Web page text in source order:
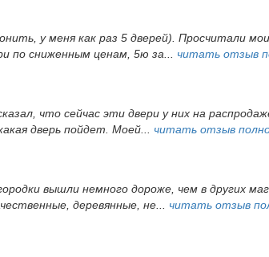
у меня как раз 5 дверей). Просчитали
по сниженным ценам, 5ю за... читать отзыв
что сейчас эти двери у них на
дверь пойдет. Моей... читать отзыв
вышли немного дороже, чем в других
деревянные, не... читать отзыв